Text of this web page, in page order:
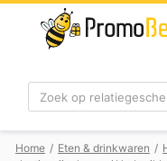
Zoek
Home / Eten & drinkwaren /